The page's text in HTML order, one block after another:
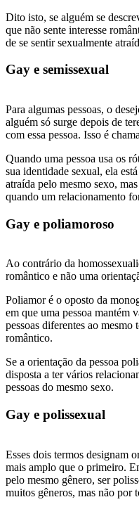
Dito isto, se alguém se
que não sente interesse
de se sentir sexualmente
Gay e semissexual
Para algumas pessoas, o
alguém só surge depois de
com essa pessoa. Isso é
Quando uma pessoa usa os
sua identidade sexual, ela
atraída pelo mesmo sexo,
quando um relacionamento
Gay e poliamoroso
Ao contrário da
romântico e não uma
Poliamor é o oposto da
em que uma pessoa mantém
pessoas diferentes ao
romântico.
Se a orientação da pessoa
disposta a ter vários
pessoas do mesmo sexo.
Gay e polissexual
Esses dois termos designam
mais amplo que o primeiro.
pelo mesmo gênero, ser
muitos gêneros, mas não por